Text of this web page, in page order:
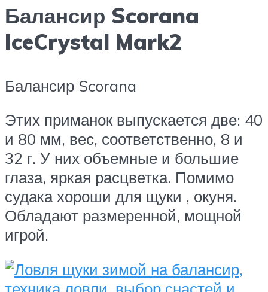
Балансир Scorana
IceCrystal Mark2
Балансир Scorana
Этих приманок выпускается две: 40
и 80 мм, вес, соответственно, 8 и
32 г. У них объемные и большие
глаза, яркая расцветка. Помимо
судака хороши для щуки , окуня.
Обладают размеренной, мощной
игрой.